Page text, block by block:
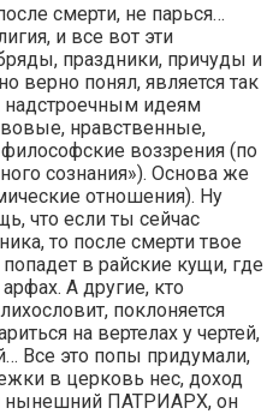
смерти, не парься…
и все вот эти
праздники, причуды и
верно понял, является так
надстроечным идеям
нравственные,
воззрения (по
сознания»). Основа же
отношения). Ну
что если ты сейчас
то после смерти твое
в райские кущи, где
А другие, кто
поклоняется
на вертелах у чертей,
Все это попы придумали,
в церковь нес, доход
нынешний ПАТРИАРХ, он